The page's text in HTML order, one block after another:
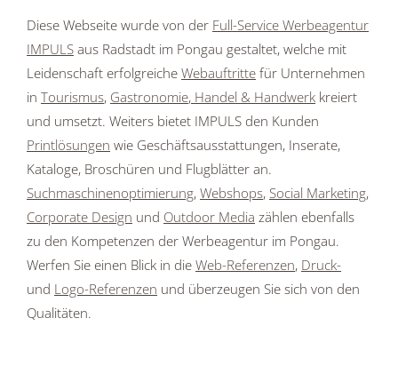
Diese Webseite wurde von der Full-Service Werbeagentur
IMPULS aus Radstadt im Pongau gestaltet, welche mit
Leidenschaft erfolgreiche Webauftritte für Unternehmen
in Tourismus, Gastronomie, Handel & Handwerk kreiert
und umsetzt. Weiters bietet IMPULS den Kunden
Printlösungen wie Geschäftsausstattungen, Inserate,
Kataloge, Broschüren und Flugblätter an.
Suchmaschinenoptimierung, Webshops, Social Marketing,
Corporate Design und Outdoor Media zählen ebenfalls
zu den Kompetenzen der Werbeagentur im Pongau.
Werfen Sie einen Blick in die Web-Referenzen, Druck-
und Logo-Referenzen und überzeugen Sie sich von den
Qualitäten.